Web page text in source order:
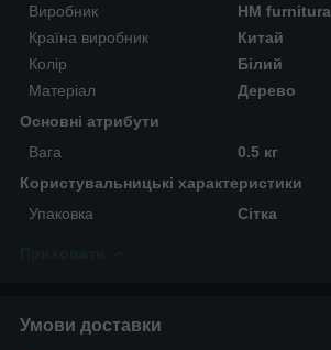
Виробник
HM furnitura
Країна виробник
Китай
Колір
Білий
Матеріал
Дерево
Основні атрибути
Вага
0.5 кг
Користувальницькі характеристики
Упаковка
Сітка
Умови доставки